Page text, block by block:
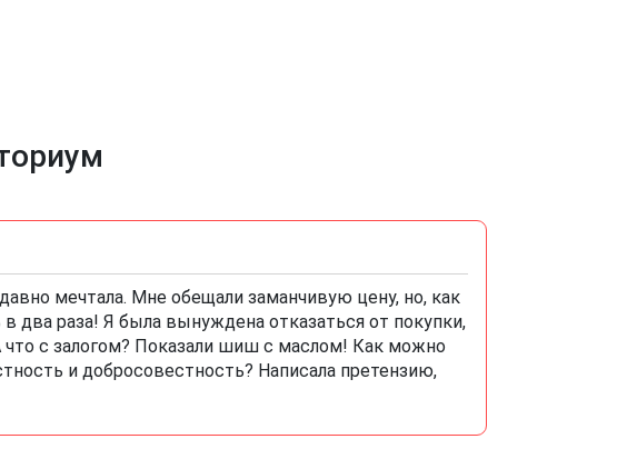
мечтала. Мне обещали заманчивую цену, но, как
два раза! Я была вынуждена отказаться от покупки,
что с залогом? Показали шиш с маслом! Как можно
и добросовестность? Написала претензию,